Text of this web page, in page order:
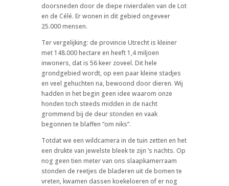
doorsneden door de diepe rivierdalen van de Lot
en de Célé. Er wonen in dit gebied ongeveer
25.000 mensen.
Ter vergelijking: de provincie Utrecht is kleiner
met 148.000 hectare en heeft 1,4 miljoen
inwoners, dat is 56 keer zoveel. Dit hele
grondgebied wordt, op een paar kleine stadjes
en veel gehuchten na, bewoond door dieren. Wij
hadden in het begin geen idee waarom onze
honden toch steeds midden in de nacht
grommend bij de deur stonden en vaak
begonnen te blaffen “om niks”.
Totdat we een wildcamera in de tuin zetten en het
een drukte van jewelste bleek te zijn ’s nachts. Op
nog geen tien meter van ons slaapkamerraam
stonden de reetjes de bladeren uit de bomen te
vreten, kwamen dassen koekeloeren of er nog